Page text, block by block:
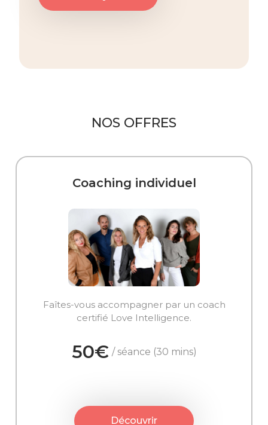
NOS OFFRES
Coaching individuel
Faîtes-vous accompagner par un coach
certifié Love Intelligence.
50€ / séance (30 mins)
Découvrir